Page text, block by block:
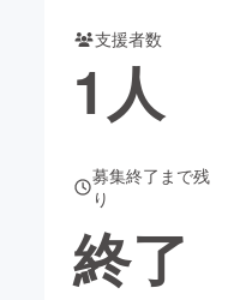
CAMPFIRE Creation
ya コミュニティ
支援者数
1人
募集終了まで残
り
終了